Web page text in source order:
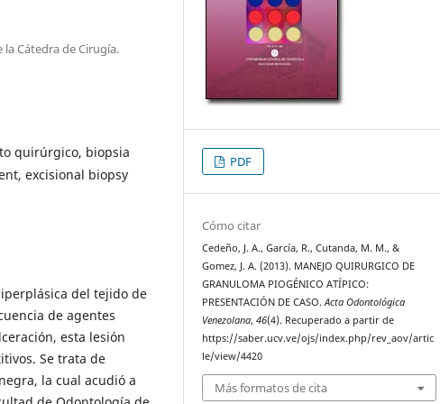
Cátedra de Cirugía.
quirúrgico, biopsia
excisional biopsy
del tejido de
de agentes
esta lesión
Se trata de
la cual acudió a
PDF
Cómo citar
Cedeño, J. A., García, R., Cutanda, M. M., &
Gomez, J. A. (2013). MANEJO QUIRURGICO DE
GRANULOMA PIOGÉNICO ATÍPICO:
PRESENTACIÓN DE CASO.Acta Odontológica
Venezolana,46(4). Recuperado a partir de
https://saber.ucv.ve/ojs/index.php/rev_aov/artic
le/view/4420
Más formatos de cita